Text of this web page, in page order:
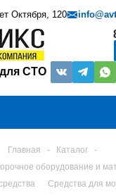
Октября, 120
СТО
Главная - Каталог
-
оборудование и
Средства для